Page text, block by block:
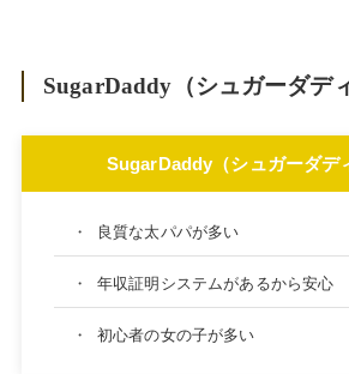
SugarDaddy（シュガーダデ
SugarDaddy（シュガーダデ
・ 良質な太パパが多い
・ 年収証明システムがあるから安心
・ 初心者の女の子が多い